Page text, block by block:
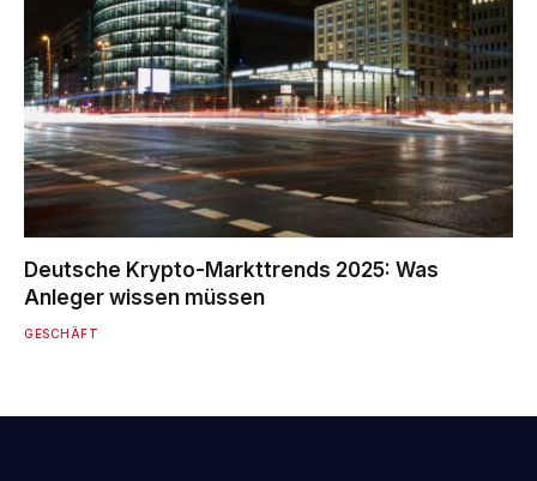
Deutsche Krypto-Markttrends 2025: Was
Anleger wissen müssen
GESCHÄFT